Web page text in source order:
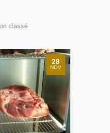
classé
28
NOV